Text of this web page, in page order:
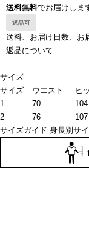
送料無料でお届けしま
返品可
送料、お届け日数、お
返品について
サイズ
サイズ
ウエスト ヒ
1
70 104
2
76 107
サイズガイド 身長別サ